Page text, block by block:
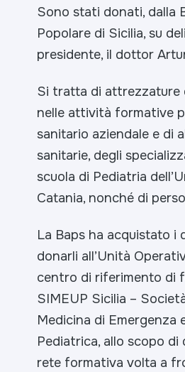
Sono stati donati, dalla
Popolare di Sicilia, su
presidente, il dottor
Si tratta di attrezzature
nelle attività formative
sanitario aziendale e di
sanitarie, degli
scuola di Pediatria
Catania, nonché di
La Baps ha acquistato i
donarli all’Unità
centro di riferimento di
SIMEUP Sicilia –
Medicina di Emergenza
Pediatrica, allo scopo di
rete formativa volta a